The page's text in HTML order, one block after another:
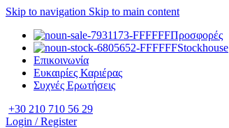
Skip to navigation Skip to main content
Προσφορές
Stockhouse
Επικοινωνία
Ευκαιρίες Καριέρας
Συχνές Ερωτήσεις
+30 210 710 56 29
Login / Register